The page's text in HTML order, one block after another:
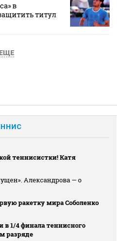
в
титул
теннисистки! Катя
Александрова — о
ракетку мира Соболенко
1/4 финала теннисного
разряде